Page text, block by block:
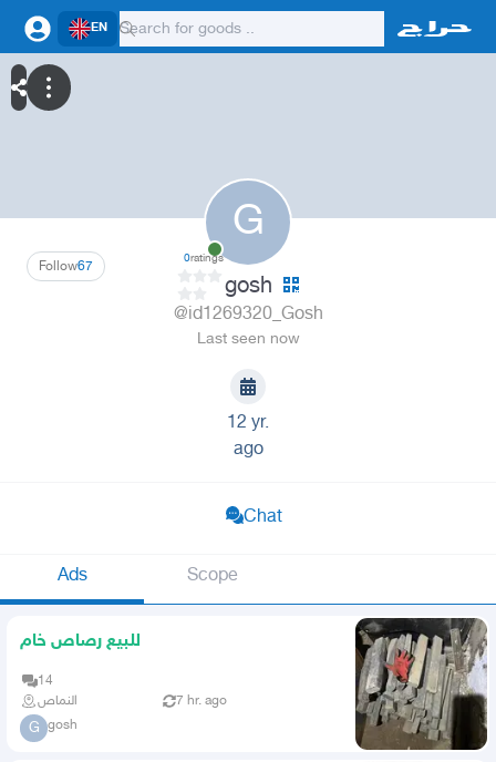
EN
G
67
Follow 0ratings
gosh
@id1269320_Gosh
Last seen now
12 yr.
ago
Chat
Ads Scope
للبيع رصاص خام
14
النماص
7 hr. ago
G gosh